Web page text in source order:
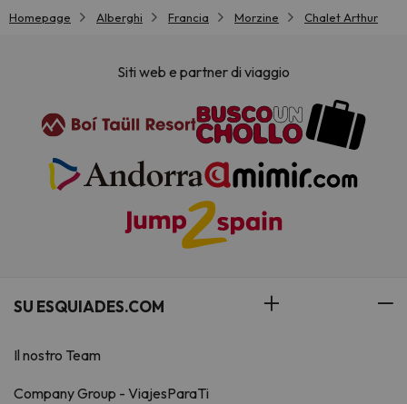
Homepage Alberghi Francia Morzine Chalet Arthur
Siti web e partner di viaggio
SU ESQUIADES.COM
Il nostro Team
Company Group - ViajesParaTi